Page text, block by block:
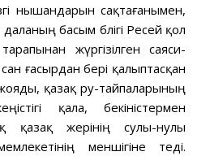
нышандарын сақтағанымен,
басым бөлігі Ресей қол
жүргізілген саяси-
ғасырдан бері қалыптасқан
қазақ ру-тайпаларының
қала, бекіністермен
қазақ жерінің сулы-нулы
меншігіне өтеді.